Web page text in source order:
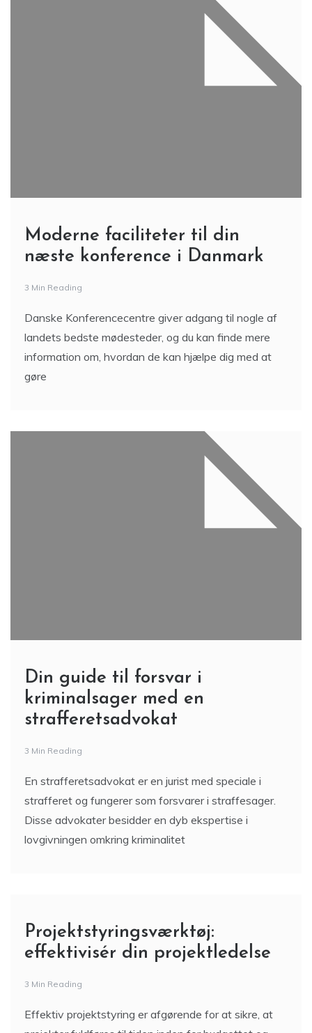
Moderne faciliteter til din
næste konference i Danmark
3 Min Reading
Danske Konferencecentre giver adgang til nogle af
landets bedste mødesteder, og du kan finde mere
information om, hvordan de kan hjælpe dig med at
gøre
Din guide til forsvar i
kriminalsager med en
strafferetsadvokat
3 Min Reading
En strafferetsadvokat er en jurist med speciale i
strafferet og fungerer som forsvarer i straffesager.
Disse advokater besidder en dyb ekspertise i
lovgivningen omkring kriminalitet
Projektstyringsværktøj:
effektivisér din projektledelse
3 Min Reading
Effektiv projektstyring er afgørende for at sikre, at